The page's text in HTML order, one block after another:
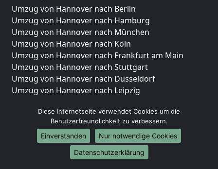
Umzug von Hannover nach Berlin
Umzug von Hannover nach Hamburg
Umzug von Hannover nach München
Umzug von Hannover nach Köln
Umzug von Hannover nach Frankfurt am Main
Umzug von Hannover nach Stuttgart
Umzug von Hannover nach Düsseldorf
Umzug von Hannover nach Leipzig
Umzug von Hannover nach Essen
Umzug von Hannover nach Bremen
Umzug von Hannover nach Dresden
Umzug von Hannover nach Hannover
Umzug von Hannover nach Nürnberg
Diese Internetseite verwendet Cookies um die
Benutzerfreundlichkeit zu verbessern.
Einverstanden
Nur notwendige Cookies
Datenschutzerklärung